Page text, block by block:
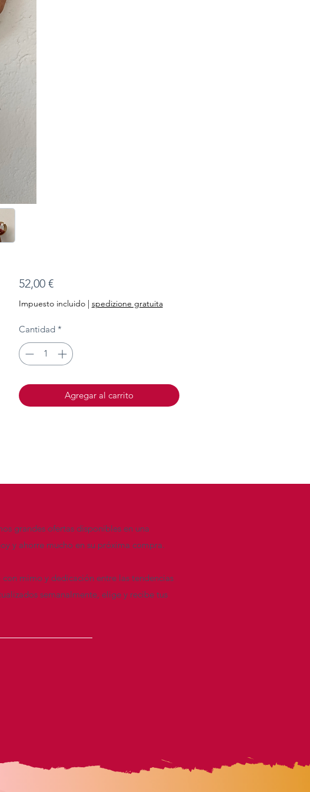
52,00 €Precio
Impuesto incluido| spedizione gratuita
Cantidad *
Agregar al carrito
grandes ofertas disponibles en una
y ahorre mucho en su próxima compra.
mimo y dedicación entre las tendencias
semanalmente, elige y recibe tus